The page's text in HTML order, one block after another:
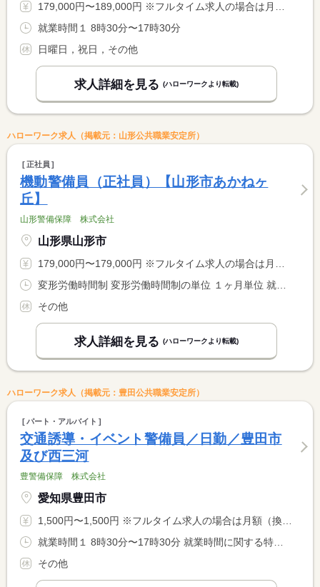
179,000円〜189,000円 ※フルタイム求人の場合は月額（換算額）、パート求人の場合は時間額を表示しています。
就業時間１ 8時30分〜17時30分
日曜日，祝日，その他
求人詳細を見る (ハローワークより転載)
ハローワーク求人（掲載元：山形公共職業安定所）
正社員
機動警備員（正社員）【山形市あかねヶ
丘】
山形警備保障 株式会社
山形県山形市
179,000円〜179,000円 ※フルタイム求人の場合は月額（換算額）、パート求人の場合は時間額を表示しています。
その他
求人詳細を見る (ハローワークより転載)
ハローワーク求人（掲載元：豊田公共職業安定所）
パート・アルバイト
交通誘導・イベント警備員／日勤／豊田市
及び西三河
豊警備保障 株式会社
愛知県豊田市
1,500円〜1,500円 ※フルタイム求人の場合は月額（換算額）、パート求人の場合は時間額を表示しています。
その他